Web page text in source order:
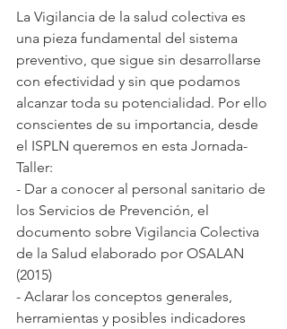
La Vigilancia de la salud colectiva es
una pieza fundamental del sistema
preventivo, que sigue sin desarrollarse
con efectividad y sin que podamos
alcanzar toda su potencialidad. Por ello
conscientes de su importancia, desde
el ISPLN queremos en esta Jornada-
Taller:
- Dar a conocer al personal sanitario de
los Servicios de Prevención, el
documento sobre Vigilancia Colectiva
de la Salud elaborado por OSALAN
(2015)
- Aclarar los conceptos generales,
herramientas y posibles indicadores